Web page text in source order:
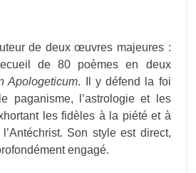
de deux œuvres majeures :
de 80 poèmes en deux
Apologeticum. Il y défend la foi
paganisme, l’astrologie et les
les fidèles à la piété et à
Son style est direct,
engagé.